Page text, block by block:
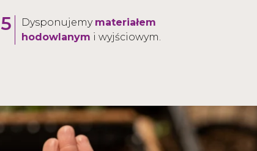
5 Dysponujemy materiałem
hodowlanym i wyjściowym.